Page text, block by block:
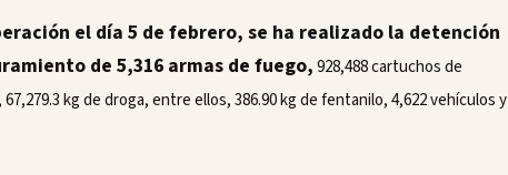
el día 5 de febrero, se ha realizado la detención
de 5,316 armas de fuego,928,488 cartuchos de
kg de droga, entre ellos, 386.90 kg de fentanilo, 4,622 vehículos y